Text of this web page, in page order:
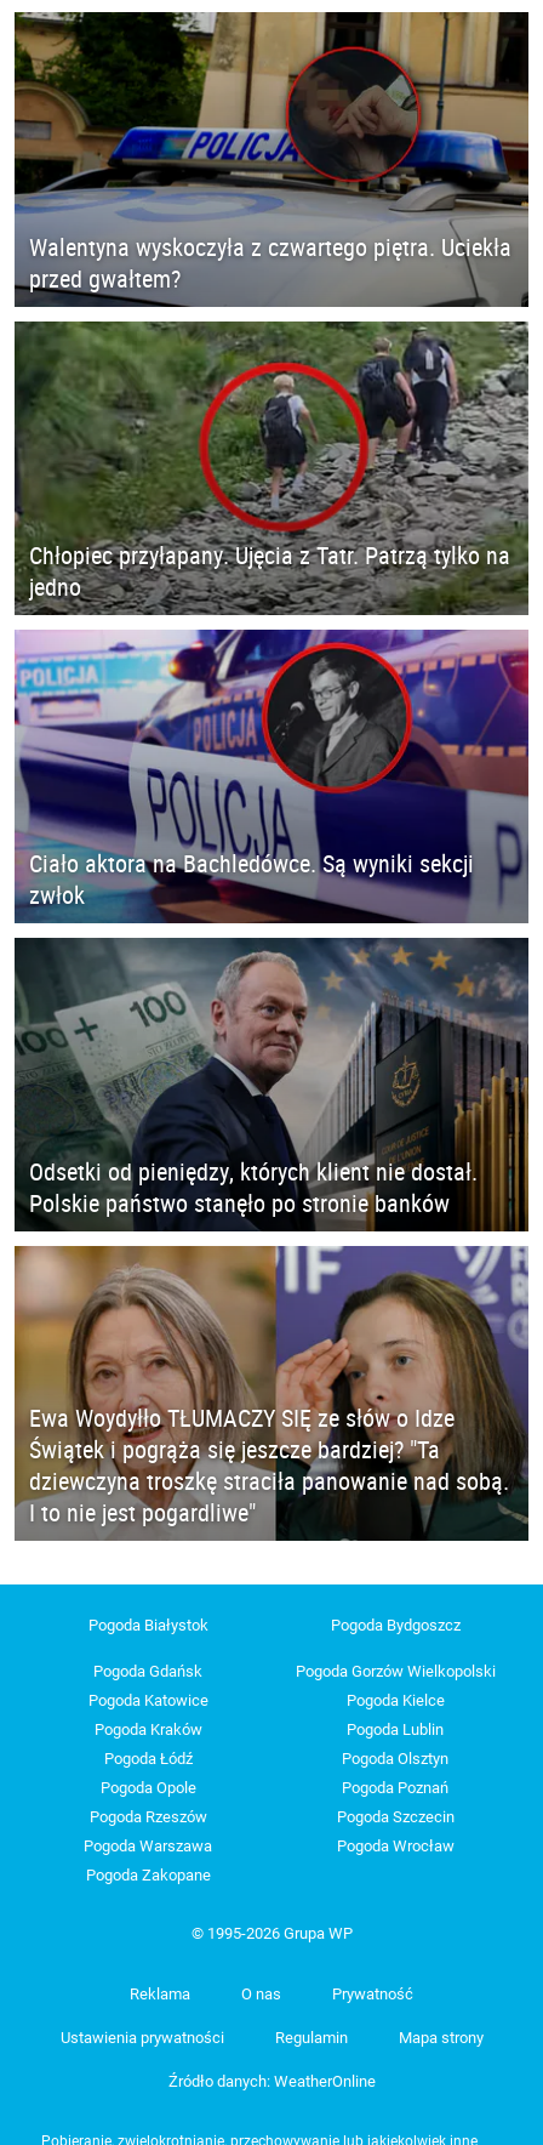
Walentyna wyskoczyła z czwartego piętra. Uciekła
przed gwałtem?
Chłopiec przyłapany. Ujęcia z Tatr. Patrzą tylko na
jedno
Ciało aktora na Bachledówce. Są wyniki sekcji
zwłok
Odsetki od pieniędzy, których klient nie dostał.
Polskie państwo stanęło po stronie banków
Ewa Woydyłło TŁUMACZY SIĘ ze słów o Idze
Świątek i pogrąża się jeszcze bardziej? "Ta
dziewczyna troszkę straciła panowanie nad sobą.
I to nie jest pogardliwe"
Pogoda Białystok Pogoda Bydgoszcz
Pogoda Gdańsk
Pogoda Gorzów Wielkopolski
Pogoda Katowice
Pogoda Kielce
Pogoda Kraków
Pogoda Lublin
Pogoda Łódź
Pogoda Olsztyn
Pogoda Opole
Pogoda Poznań
Pogoda Rzeszów
Pogoda Szczecin
Pogoda Warszawa
Pogoda Wrocław
Pogoda Zakopane
© 1995-2026 Grupa WP
Reklama O nas Prywatność
Ustawienia prywatności Regulamin Mapa strony
Źródło danych: WeatherOnline
Pobieranie, zwielokrotnianie, przechowywanie lub jakiekolwiek inne